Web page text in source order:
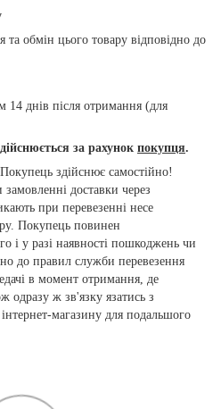
обмін цього товару відповідно до
днів після отримання (для
за рахунок покупця.
здійснює самостійно!
доставки через
при перевезенні несе
Покупець повинен
у разі наявності пошкоджень чи
до правил служби перевезення
в момент отримання, де
одразу ж зв'язку язатись з
магазину для подальшого